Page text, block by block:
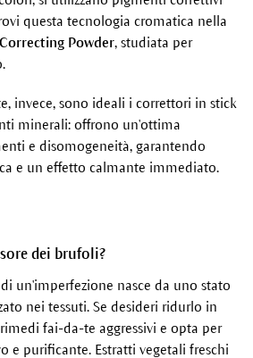
questa tecnologia cromatica nella
Powder, studiata per
invece, sono ideali i correttori in stick
minerali: offrono un'ottima
e disomogeneità, garantendo
e un effetto calmante immediato.
dei brufoli?
un'imperfezione nasce da uno stato
nei tessuti. Se desideri ridurlo in
fai-da-te aggressivi e opta per
e purificante. Estratti vegetali freschi